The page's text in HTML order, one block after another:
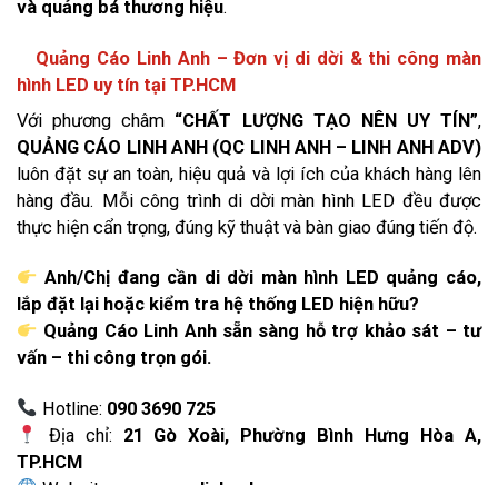
và quảng bá thương hiệu.
Quảng Cáo Linh Anh – Đơn vị di dời & thi công màn
hình LED uy tín tại TP.HCM
Với phương châm “CHẤT LƯỢNG TẠO NÊN UY TÍN”,
QUẢNG CÁO LINH ANH (QC LINH ANH – LINH ANH ADV)
luôn đặt sự an toàn, hiệu quả và lợi ích của khách hàng lên
hàng đầu. Mỗi công trình di dời màn hình LED đều được
thực hiện cẩn trọng, đúng kỹ thuật và bàn giao đúng tiến độ.
Anh/Chị đang cần di dời màn hình LED quảng cáo,
lắp đặt lại hoặc kiểm tra hệ thống LED hiện hữu?
Quảng Cáo Linh Anh sẵn sàng hỗ trợ khảo sát – tư
vấn – thi công trọn gói.
Hotline: 090 3690 725
Địa chỉ: 21 Gò Xoài, Phường Bình Hưng Hòa A,
TP.HCM